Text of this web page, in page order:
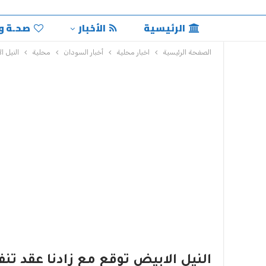
الرئيسية الأخبار صحـة
الصفحة الرئيسية اخبار محلية أخبار السودان محلية
النيل الابيض توقع مع زادنا عقد